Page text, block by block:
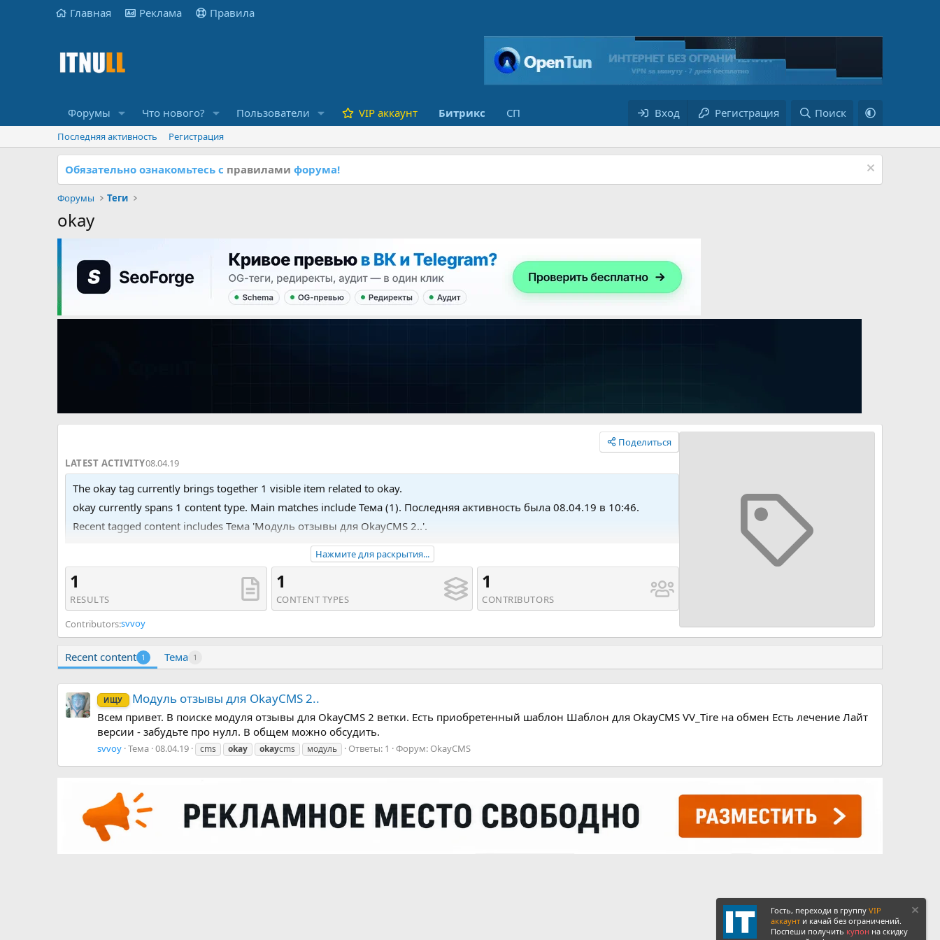
Главная Реклама Правила
Форумы Что нового? Пользователи VIP аккаунт Битрикс СП Вход Регистрация Поиск
Последняя активность Регистрация
Обязательно ознакомьтесь с правилами форума!
Форумы Теги
okay
Поделиться
LATEST ACTIVITY08.04.19
The okay tag currently brings together 1 visible item related to okay.
okay currently spans 1 content type. Main matches include Тема (1). Последняя активность была 08.04.19 в 10:46.
Recent tagged content includes Тема 'Модуль отзывы для OkayCMS 2..'.
Нажмите для раскрытия...
1
RESULTS
1
CONTENT TYPES
1
CONTRIBUTORS
Contributors:svvoy
Recent content 1 Тема 1
ИЩУ Модуль отзывы для OkayCMS 2..
Всем привет. В поиске модуля отзывы для OkayCMS 2 ветки. Есть приобретенный шаблон Шаблон для OkayCMS VV_Tire на обмен Есть лечение Лайт
версии - забудьте про нулл. В общем можно обсудить.
svvoy Тема 08.04.19 cms okay okaycms модуль Ответы: 1 Форум: OkayCMS
Гость, переходи в группу VIP
аккаунт и качай без ограничений.
Поспеши получить купон на скидку